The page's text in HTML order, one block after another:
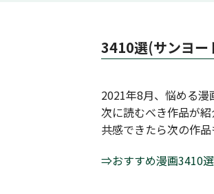
3410選(サンヨー
2021年8月、悩める漫
次に読むべき作品が
共感できたら次の作
⇒おすすめ漫画3410